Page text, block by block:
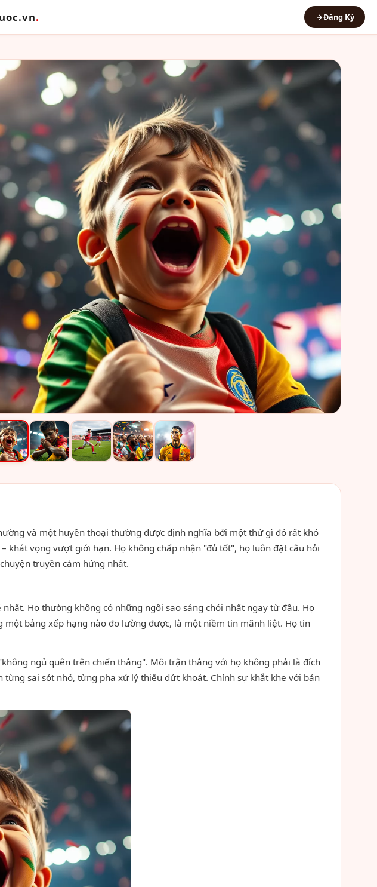
. Đăng Ký
và một huyền thoại thường được định nghĩa bởi một thứ gì đó rất khó
vọng vượt giới hạn. Họ không chấp nhận "đủ tốt", họ luôn đặt câu hỏi
truyền cảm hứng nhất.
Họ thường không có những ngôi sao sáng chói nhất ngay từ đầu. Họ
bảng xếp hạng nào đo lường được, là một niềm tin mãnh liệt. Họ tin
ngủ quên trên chiến thắng". Mỗi trận thắng với họ không phải là đích
sai sót nhỏ, từng pha xử lý thiếu dứt khoát. Chính sự khắt khe với bản